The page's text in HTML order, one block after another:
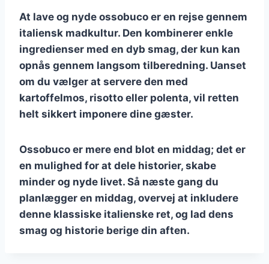
At lave og nyde ossobuco er en rejse gennem
italiensk madkultur. Den kombinerer enkle
ingredienser med en dyb smag, der kun kan
opnås gennem langsom tilberedning. Uanset
om du vælger at servere den med
kartoffelmos, risotto eller polenta, vil retten
helt sikkert imponere dine gæster.
Ossobuco er mere end blot en middag; det er
en mulighed for at dele historier, skabe
minder og nyde livet. Så næste gang du
planlægger en middag, overvej at inkludere
denne klassiske italienske ret, og lad dens
smag og historie berige din aften.